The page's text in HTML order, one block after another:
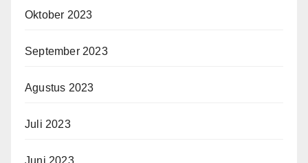
Oktober 2023
September 2023
Agustus 2023
Juli 2023